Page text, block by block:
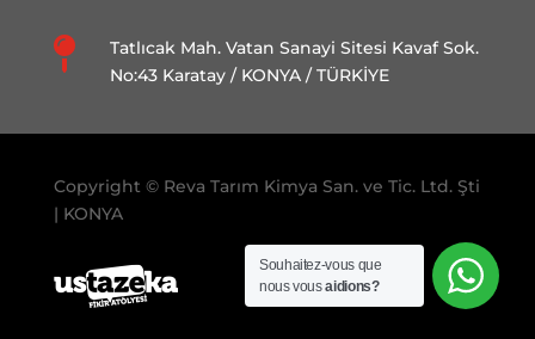

Tatlıcak Mah. Vatan Sanayi Sitesi Kavaf Sok.
No:43 Karatay / KONYA / TÜRKİYE
Copyright © Reva Tarım Kimya San. ve Tic. Ltd. Şti
| KONYA
Souhaitez-vous que
nous vousaidions?